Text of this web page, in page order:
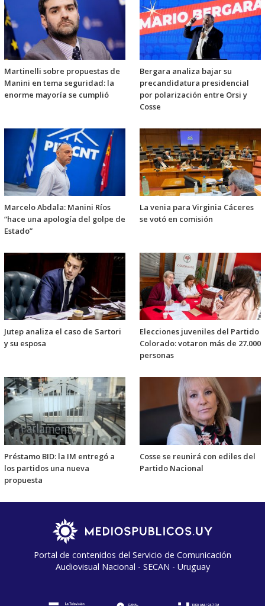
Martinelli sobre propuestas de
Manini en tema seguridad: la
enorme mayoría se cumplió
Bergara analiza bajar su
precandidatura presidencial
por polarización entre Orsi y
Cosse
Marcelo Abdala: Manini Ríos
“hace una apología del golpe de
Estado”
La venia para Virginia Cáceres
se votó en comisión
Jutep analiza el caso de Sartori
y su esposa
Elecciones juveniles del Partido
Colorado: votaron más de 27.000
personas
Préstamo BID: la IM entregó a
los partidos una nueva
propuesta
Cosse se reunirá con ediles del
Partido Nacional
Portal de contenidos del Servicio de Comunicación
Audiovisual Nacional - SECAN - Uruguay